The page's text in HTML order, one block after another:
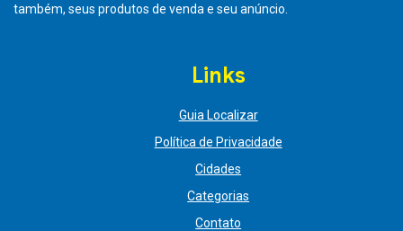
também, seus produtos de venda e seu anúncio.
Links
Guia Localizar
Política de Privacidade
Cidades
Categorias
Contato